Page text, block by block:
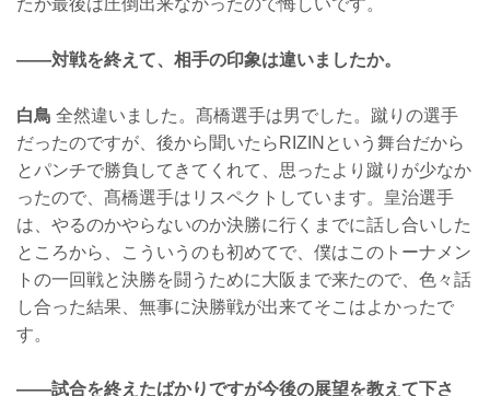
たが最後は圧倒出来なかったので悔しいです。
——対戦を終えて、相手の印象は違いましたか。
白鳥 全然違いました。髙橋選手は男でした。蹴りの選手
だったのですが、後から聞いたらRIZINという舞台だから
とパンチで勝負してきてくれて、思ったより蹴りが少なか
ったので、髙橋選手はリスペクトしています。皇治選手
は、やるのかやらないのか決勝に行くまでに話し合いした
ところから、こういうのも初めてで、僕はこのトーナメン
トの一回戦と決勝を闘うために大阪まで来たので、色々話
し合った結果、無事に決勝戦が出来てそこはよかったで
す。
——試合を終えたばかりですが今後の展望を教えて下さ